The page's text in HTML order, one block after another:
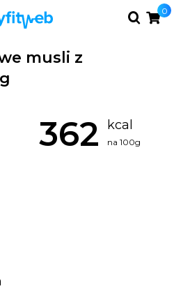
0
musli z
362 kcal
na 100g